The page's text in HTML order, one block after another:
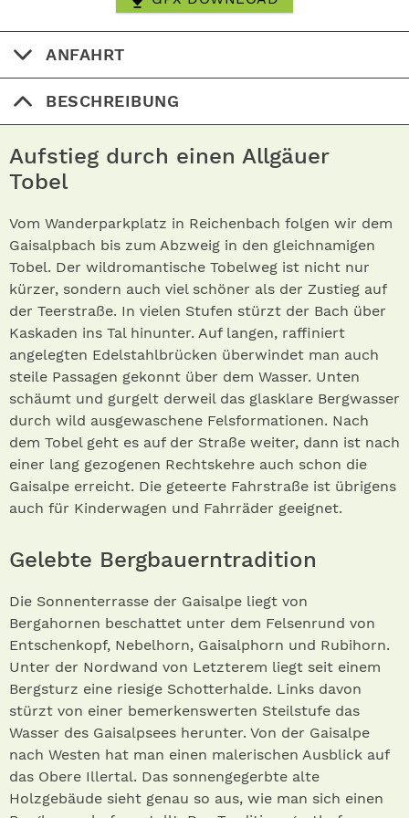
ANFAHRT
BESCHREIBUNG
Aufstieg durch einen Allgäuer
Tobel
Vom Wanderparkplatz in Reichenbach folgen wir dem
Gaisalpbach bis zum Abzweig in den gleichnamigen
Tobel. Der wildromantische Tobelweg ist nicht nur
kürzer, sondern auch viel schöner als der Zustieg auf
der Teerstraße. In vielen Stufen stürzt der Bach über
Kaskaden ins Tal hinunter. Auf langen, raffiniert
angelegten Edelstahlbrü­cken überwindet man auch
steile Passagen gekonnt über dem Wasser. Unten
schäumt und gurgelt derweil das glasklare Bergwasser
durch wild ausgewaschene Felsformationen. Nach
dem Tobel geht es auf der Straße weiter, dann ist nach
einer lang gezogenen Rechtskehre auch schon die
Gaisalpe erreicht. Die geteerte Fahrstraße ist übrigens
auch für Kinderwagen und Fahrräder geeignet.
Gelebte Bergbauerntradition
Die Sonnenterrasse der Gais­alpe liegt von
Bergahornen beschattet unter dem Felsenrund von
Entschenkopf, Nebelhorn, Gaisalphorn und Rubihorn.
Unter der Nordwand von Letzterem liegt seit einem
Bergsturz eine riesige Schotterhalde. Links davon
stürzt von einer bemerkenswerten Steilstufe das
Wasser des Gaisalpsees herunter. Von der Gaisalpe
nach Westen hat man einen malerischen Ausblick auf
das Obere Illertal. Das sonnengegerbte alte
Holzgebäude sieht genau so aus, wie man sich einen